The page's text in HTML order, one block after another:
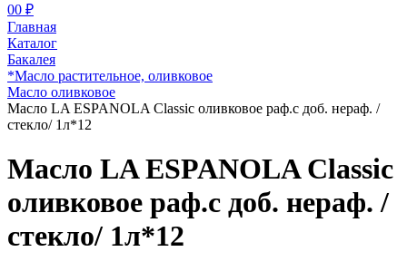
00 ₽
Главная
Каталог
Бакалея
*Масло растительное, оливковое
Масло оливковое
Масло LA ESPANOLA Classic оливковое раф.с доб. нераф. /
стекло/ 1л*12
Масло LA ESPANOLA Classic
оливковое раф.с доб. нераф. /
стекло/ 1л*12